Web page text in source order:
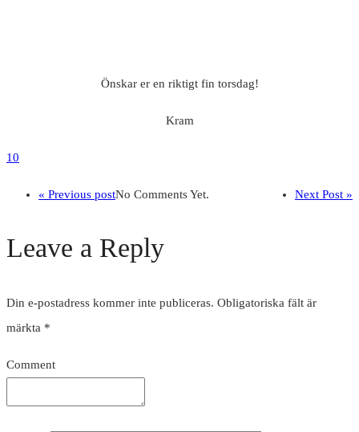
Önskar er en riktigt fin torsdag!
Kram
10
« Previous post Next Post »
No Comments Yet.
Leave a Reply
Din e-postadress kommer inte publiceras. Obligatoriska fält är
märkta *
Comment